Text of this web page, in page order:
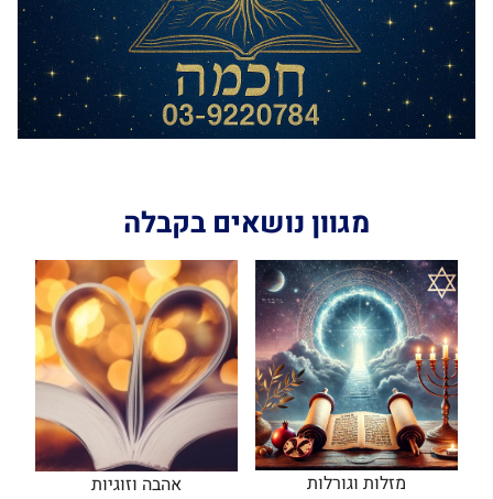
מגוון נושאים בקבלה
מזלות וגורלות אהבה וזוגיות